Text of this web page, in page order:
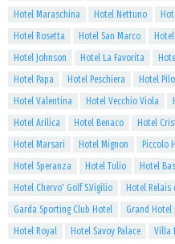
Hotel Maraschina
Hotel Nettuno
Hotel Rosetta
Hotel San Marco
Hotel Johnson
Hotel La Favorita
Hotel Papa
Hotel Peschiera Hotel
Hotel Valentina
Hotel Vecchio Viola
Hotel Arilica
Hotel Benaco Hotel
Hotel Marsari
Hotel Mignon Piccolo
Hotel Speranza
Hotel Tulio Hotel
Hotel Chervo' Golf S.Vigilio
Hotel Relais
Garda Sporting Club Hotel
Grand Hotel
Hotel Royal
Hotel Savoy Palace Villa